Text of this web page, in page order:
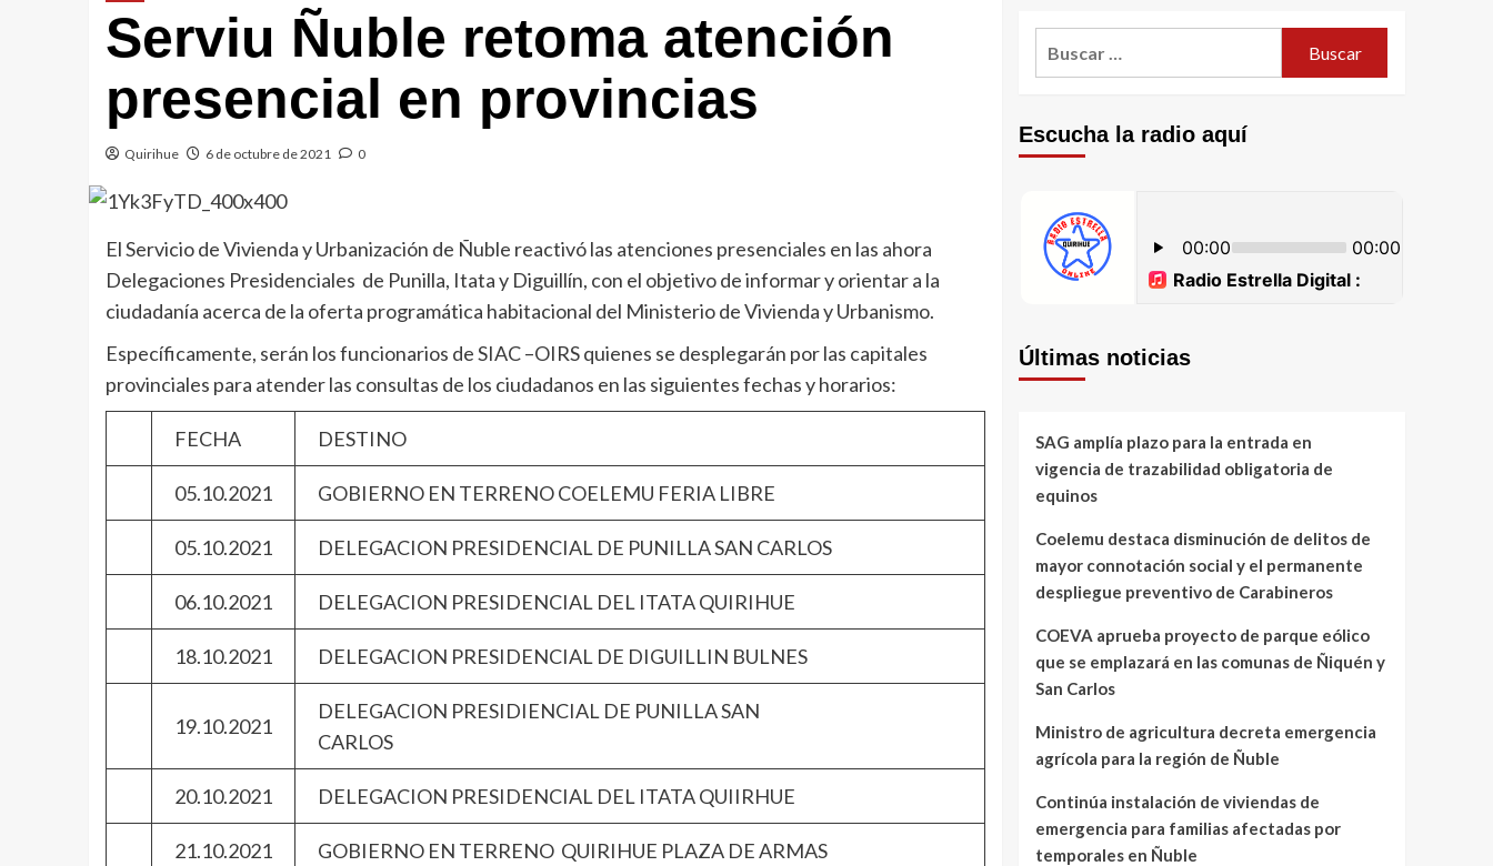
Serviu Ñuble retoma atención
presencial en provincias
Quirihue 6 de octubre de 2021 0
El Servicio de Vivienda y Urbanización de Ñuble reactivó las atenciones presenciales en las ahora
Delegaciones Presidenciales de Punilla, Itata y Diguillín, con el objetivo de informar y orientar a la
ciudadanía acerca de la oferta programática habitacional del Ministerio de Vivienda y Urbanismo.
Específicamente, serán los funcionarios de SIAC –OIRS quienes se desplegarán por las capitales
provinciales para atender las consultas de los ciudadanos en las siguientes fechas y horarios:
FECHA DESTINO
05.10.2021 GOBIERNO EN TERRENO COELEMU FERIA LIBRE
05.10.2021 DELEGACION PRESIDENCIAL DE PUNILLA SAN CARLOS
06.10.2021 DELEGACION PRESIDENCIAL DEL ITATA QUIRIHUE
18.10.2021 DELEGACION PRESIDENCIAL DE DIGUILLIN BULNES
19.10.2021
DELEGACION PRESIDIENCIAL DE PUNILLA SAN
CARLOS
20.10.2021 DELEGACION PRESIDENCIAL DEL ITATA QUIIRHUE
21.10.2021 GOBIERNO EN TERRENO QUIRIHUE PLAZA DE ARMAS
Escucha la radio aquí
Últimas noticias
SAG amplía plazo para la entrada en
vigencia de trazabilidad obligatoria de
equinos
Coelemu destaca disminución de delitos de
mayor connotación social y el permanente
despliegue preventivo de Carabineros
COEVA aprueba proyecto de parque eólico
que se emplazará en las comunas de Ñiquén y
San Carlos
Ministro de agricultura decreta emergencia
agrícola para la región de Ñuble
Continúa instalación de viviendas de
emergencia para familias afectadas por
temporales en Ñuble